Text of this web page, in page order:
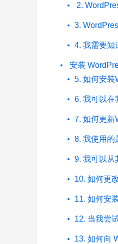
2.
3.
4. 我需要知
安装
5. 如何安装
6. 我可以在
7. 如何更新
8. 我使用的
9. 我可以从
10. 如何更
11. 如何安
12. 当我尝
13. 如何向